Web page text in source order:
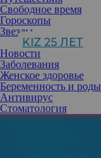
Свободное время
Гороскопы
Звезды
KIZ 25 ЛЕТ
Новости
Заболевания
Женское здоровье
Беременность и роды
Антивирус
Стоматология